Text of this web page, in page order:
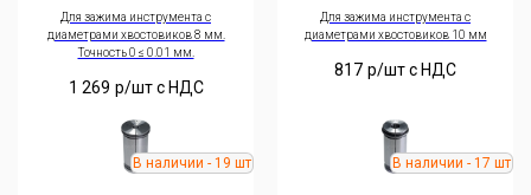
Для зажима инструмента с
диаметрами хвостовиков 8 мм.
Точность 0 ≤ 0.01 мм.
1 269 р/шт c НДС
Для зажима инструмента с
диаметрами хвостовиков 10 мм
817 р/шт c НДС